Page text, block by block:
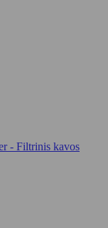
- Filtrinis kavos